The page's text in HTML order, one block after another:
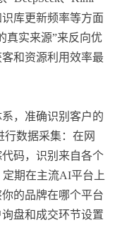
库更新频率等方面
真实来源”来反向优
和资源利用效率最
，准确识别客户的
数据采集：在网
码，识别来自各个
期在主流AI平台上
的品牌在哪个平台
盘和成交环节设置